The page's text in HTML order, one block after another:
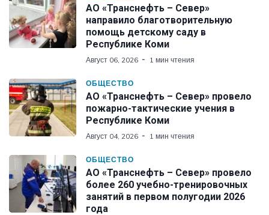
АО «Транснефть – Север»
направило благотворительную
помощь детскому саду в
Республике Коми
Август 06, 2026 1 мин чтения
ОБЩЕСТВО
АО «Транснефть – Север» провело
пожарно-тактические учения в
Республике Коми
Август 04, 2026 1 мин чтения
ОБЩЕСТВО
АО «Транснефть – Север» провело
более 260 учебно-тренировочных
занятий в первом полугодии 2026
года